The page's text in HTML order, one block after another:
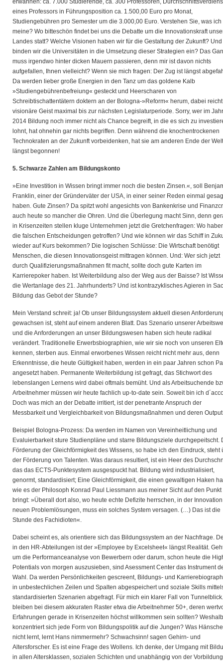
erwähnen: ca. 7.000 Studierende, ca. 300 Professoren,
eines Professors in Führungsposition ca. 1.500,00 Euro pro Monat,
Studiengebühren pro Semester um die 3.000,00 Euro. Verstehen Sie, was ich
meine? Wo bitteschön findet bei uns die Debatte um die Innovationskraft
Landes statt? Welche Visionen haben wir für die Gestaltung der Zukunft?
binden wir die Universitäten in die Umsetzung dieser Strategien ein? Das
muss irgendwo hinter dicken Mauern passieren, denn mir ist davon nichts
aufgefallen, Ihnen vielleicht? Wenn sie mich fragen: Der Zug ist längst
Da werden lieber große Energien in den Tanz um das goldene Kalb
»Studiengebührenbefreiung« gesteckt und Heerscharen von
Schreibtischattentätern doktern an der Bologna-»Reform« herum, dabei
visionäre Geist maximal bis zur nächsten Legislaturperiode. Sorry, wer im Jahr
2014 Bildung noch immer nicht als Chance begreift, in die es sich zu
lohnt, hat ohnehin gar nichts begriffen. Denn während die knochentrockenen
Technokraten an der Zukunft vorbeidenken, hat sie am anderen Ende der Welt
längst begonnen!
5. Schwarze Zahlen am Bildungskonto
»Eine Investition in Wissen bringt immer noch die besten Zinsen.«, soll
Franklin, einer der Gründerväter der USA, in einer seiner Reden einmal
haben. Gute Zinsen? Da spitzt wohl angesichts von Bankenkrise und
auch heute so mancher die Ohren. Und die Überlegung macht Sinn, denn
in Krisenzeiten stellen kluge Unternehmen jetzt die Gretchenfragen: Wo
die falschen Entscheidungen getroffen? Und wie können wir das Schiff in
wieder auf Kurs bekommen? Die logischen Schlüsse: Die Wirtschaft benötigt
Menschen, die diesen Innovationsgeist mittragen können. Und: Wer sich jetzt
durch Qualifizierungsmaßnahmen fit macht, sollte doch gute Karten im
Karrierepoker haben. Ist Weiterbildung also der Weg aus der Baisse? Ist
die Wertanlage des 21. Jahrhunderts? Und ist kontrazyklisches Agieren in
Bildung das Gebot der Stunde?
Mein Verstand schreit: ja! Ob unser Bildungssystem aktuell diesen
gewachsen ist, steht auf einem anderen Blatt. Das Szenario unserer
und die Anforderungen an unser Bildungswesen haben sich heute radikal
verändert. Traditionelle Erwerbsbiographien, wie wir sie noch von unseren
kennen, sterben aus. Einmal erworbenes Wissen reicht nicht mehr aus, denn
Erkenntnisse, die heute Gültigkeit haben, werden in ein paar Jahren schon
angesetzt haben. Permanente Weiterbildung ist gefragt, das Stichwort des
lebenslangen Lernens wird dabei oftmals bemüht. Und als Arbeitsuchende
Arbeitnehmer müssen wir heute fachlich up-to-date sein. Soweit bin ich
Doch was mich an der Debatte irritiert, ist der penetrante Anspruch der
Messbarkeit und Vergleichbarkeit von Bildungsmaßnahmen und deren
Beispiel Bologna-Prozess: Da werden im Namen von Vereinheitlichung und
Evaluierbarkeit sture Studienpläne und starre Bildungsziele durchgepeitscht.
Förderung der Gleichförmigkeit des Wissens, so habe ich den Eindruck, steht
der Förderung von Talenten. Was daraus resultiert, ist ein Heer des
das das ECTS-Punktesystem ausgespuckt hat. Bildung wird industrialisiert,
genormt, standardisiert; Eine Gleichförmigkeit, die einen gewaltigen Haken
wie es der Philosoph Konrad Paul Liessmann aus meiner Sicht auf den Punkt
bringt: »Überall dort also, wo heute echte Defizite herrschen, in der
neuen Problemlösungen, muss ein solches System versagen. (…) Das ist die
Stunde des Fachidioten«.
Dabei scheint es, als orientiere sich das Bildungssystem an der Nachfrage.
in den HR-Abteilungen ist der »Employee by Excelsheet« längst Realität.
um die Performanceanalyse von Bewerbern oder darum, schon heute die
Potentials von morgen auszusieben, sind Asessment Center das Instrument
Wahl. Da werden Persönlichkeiten gescreent, Bildungs- und
in unbestechlichen Zeilen und Spalten abgespeichert und soziale Skills
standardisierten Szenarien abgefragt. Für mich ein klarer Fall von
bleiben bei diesem akkuraten Raster etwa die Arbeitnehmer 50+, deren
Erfahrungen gerade in Krisenzeiten höchst willkommen sein sollten? Weshalb
konzentriert sich jede Form von Bildungspolitik auf die Jungen? Was
nicht lernt, lernt Hans nimmermehr? Schwachsinn! sagen Gehirn- und
Altersforscher. Es ist eine Frage des Wollens. Ich denke, der Umgang mit
in allen Altersklassen, sozialen Schichten und unabhängig von der Vorbildung